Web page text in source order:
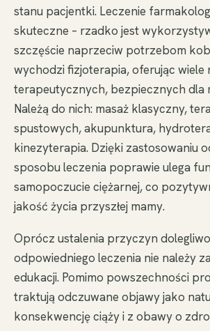
stanu pacjentki. Leczenie
skuteczne – rzadko jest
szczęście naprzeciw potrzebom
wychodzi fizjoterapia, oferując wiele
terapeutycznych, bezpiecznych dla
Należą do nich: masaż klasyczny,
spustowych, akupunktura,
kinezyterapia. Dzięki zastosowaniu
sposobu leczenia poprawie ulega
samopoczucie ciężarnej, co
jakość życia przyszłej mamy.
Oprócz ustalenia przyczyn
odpowiedniego leczenia nie należy
edukacji. Pomimo powszechności
traktują odczuwane objawy jako
konsekwencję ciąży i z obawy o